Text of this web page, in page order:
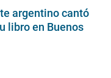
argentino cantó
libro en Buenos